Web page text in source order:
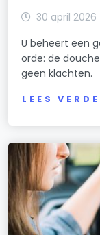
30 april 2026
U beheert een
orde: de
geen klachten.
LEES